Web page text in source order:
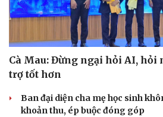
Văn hóa
Sân khấu - Điện ảnh
Âm nhạc
Di sản
Giải trí
Sao
Cà Mau: Đừng ngại hỏi AI, hỏi
trợ tốt hơn
Ban đại diện cha mẹ học sinh
khoản thu, ép buộc đóng góp